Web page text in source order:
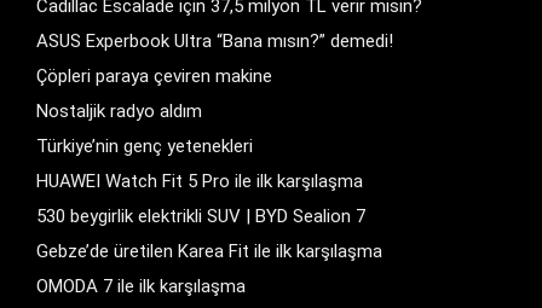
Cadillac Escalade için 37,5 milyon TL verir misin?
ASUS Experbook Ultra “Bana mısın?” demedi!
Çöpleri paraya çeviren makine
Nostaljik radyo aldım
Türkiye’nin genç yetenekleri
HUAWEI Watch Fit 5 Pro ile ilk karşılaşma
530 beygirlik elektrikli SUV | BYD Sealion 7
Gebze’de üretilen Karea Fit ile ilk karşılaşma
OMODA 7 ile ilk karşılaşma